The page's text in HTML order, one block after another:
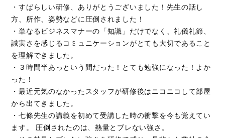
・すばらしい研修、ありがとうございました！先生の話し
方、所作、姿勢などに圧倒されました！
・単なるビジネスマナーの「知識」だけでなく、礼儀礼節、
誠実さを感じるコミュニケーションがとても大切であること
を理解できました。
・３時間半あっという間だった！とても勉強になった！よか
った！
・最近元気のなかったスタッフが研修後はニコニコして部屋
から出てきました。
・七條先生の講義を初めて受講した時の衝撃を今も覚えてい
ます。 圧倒されたのは、熱量とブレない強さ。